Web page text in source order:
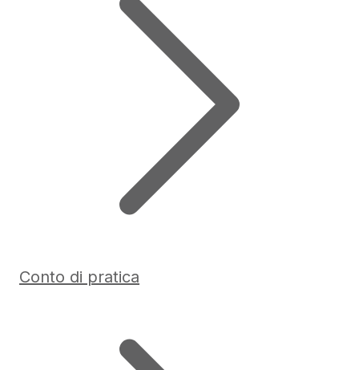
Conto di pratica